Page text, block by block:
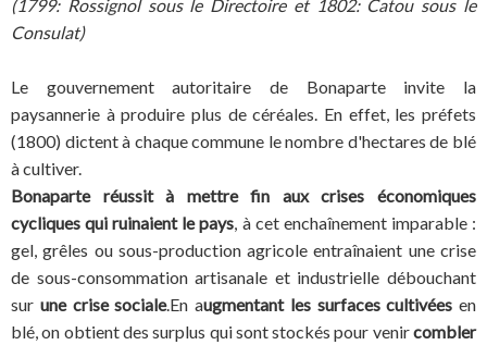
(1799: Rossignol sous le Directoire et 1802: Catou sous le
Consulat)
Le gouvernement autoritaire de Bonaparte invite la
paysannerie à produire plus de céréales. En effet, les préfets
(1800) dictent à chaque commune le nombre d'hectares de blé
à cultiver.
Bonaparte réussit à mettre fin aux crises économiques
cycliques qui ruinaient le pays , à cet enchaînement imparable :
gel, grêles ou sous-production agricole entraînaient une crise
de sous-consommation artisanale et industrielle débouchant
sur une crise sociale.En augmentant les surfaces cultivées en
blé, on obtient des surplus qui sont stockés pour venircombler